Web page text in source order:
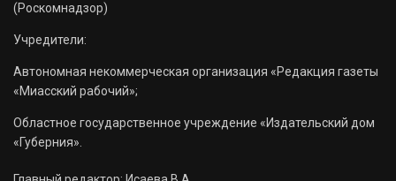
(Роскомнадзор)
Учредители:
Автономная некоммерческая организация «Редакция газеты
«Миасский рабочий»;
Областное государственное учреждение «Издательский дом
«Губерния».